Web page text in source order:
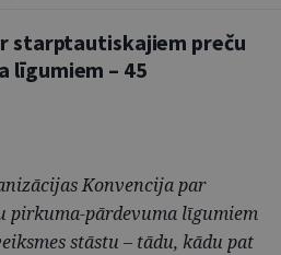
starptautiskajiem preču
līgumiem – 45
Konvencija par
pirkuma-pārdevuma līgumiem
stāstu – tādu, kādu pat